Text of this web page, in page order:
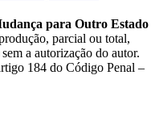
para Outro Estado
parcial ou total,
a autorização do autor.
184 do Código Penal –